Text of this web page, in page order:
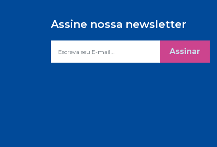
Assine nossa newsletter
Assinar